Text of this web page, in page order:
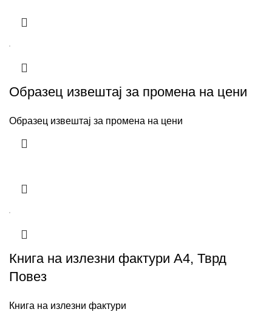
Образец извештај за промена на цени
Образец извештај за промена на цени
Книга на излезни фактури А4, Тврд
Повез
Книга на излезни фактури